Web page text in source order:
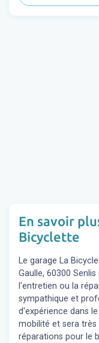
En savoir
Bicyclette
Le garage La
Gaulle, 60300
l'entretien ou la
sympathique et
d'expérience dans
mobilité et sera très
réparations pour le